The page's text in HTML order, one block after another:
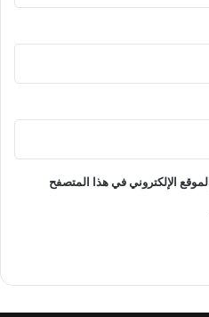
الإلكتروني في هذا المتصفح